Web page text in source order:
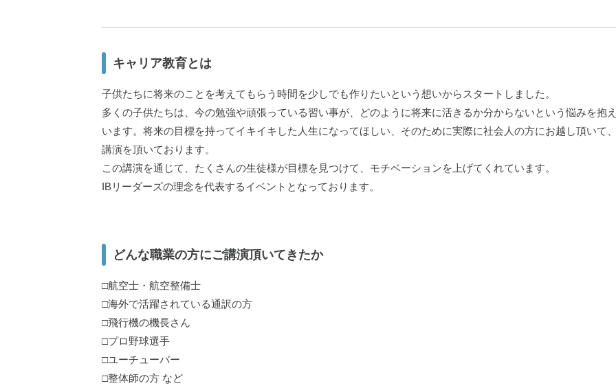
キャリア教育とは
子供たちに将来のことを考えてもらう時間を少しでも作りたいという想いからスタートしました。
多くの子供たちは、今の勉強や頑張っている習い事が、どのように将来に活きるか分からないという悩みを抱
います。将来の目標を持ってイキイキした人生になってほしい、そのために実際に社会人の方にお越し頂いて
講演を頂いております。
この講演を通じて、たくさんの生徒様が目標を見つけて、モチベーションを上げてくれています。
IBリーダーズの理念を代表するイベントとなっております。
どんな職業の方にご講演頂いてきたか
□航空士・航空整備士
□海外で活躍されている通訳の方
□飛行機の機長さん
□プロ野球選手
□ユーチューバー
□整体師の方 など